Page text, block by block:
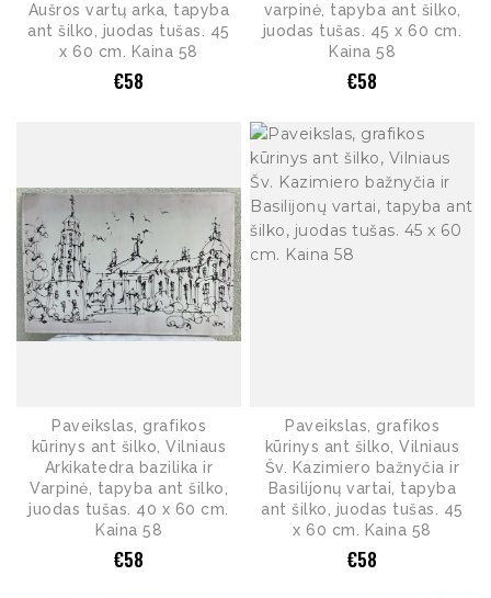
Aušros vartų arka, tapyba
ant šilko, juodas tušas. 45
x 60 cm. Kaina 58
€58
varpinė, tapyba ant šilko,
juodas tušas. 45 x 60 cm.
Kaina 58
€58
Paveikslas, grafikos
kūrinys ant šilko, Vilniaus
Arkikatedra bazilika ir
Varpinė, tapyba ant šilko,
juodas tušas. 40 x 60 cm.
Kaina 58
€58
Paveikslas, grafikos
kūrinys ant šilko, Vilniaus
Šv. Kazimiero bažnyčia ir
Basilijonų vartai, tapyba
ant šilko, juodas tušas. 45
x 60 cm. Kaina 58
€58